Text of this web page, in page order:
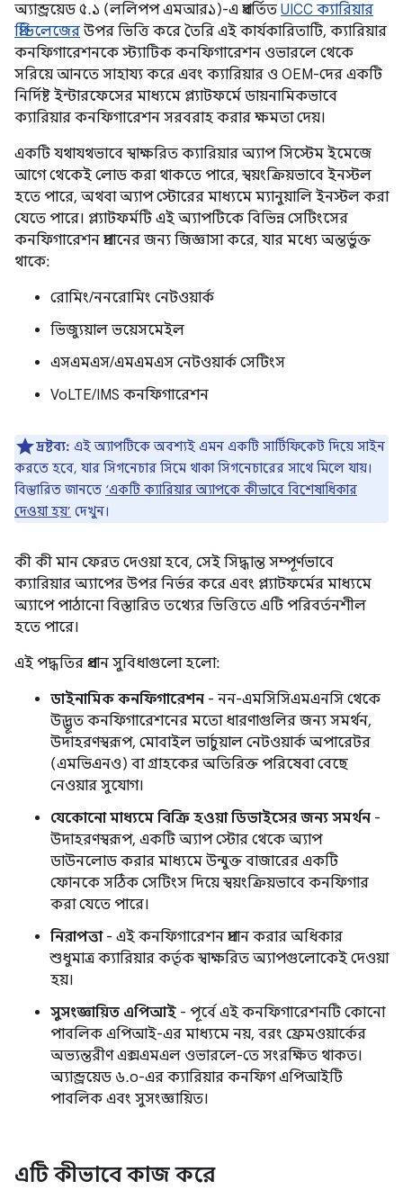
অ্যান্ড্রয়েড ৫.১ (ললিপপ এমআর১)-এ প্রবর্তিত UICC ক্যারিয়ার
প্রিভিলেজের উপর ভিত্তি করে তৈরি এই কার্যকারিতাটি, ক্যারিয়ার
কনফিগারেশনকে স্ট্যাটিক কনফিগারেশন ওভারলে থেকে
সরিয়ে আনতে সাহায্য করে এবং ক্যারিয়ার ও OEM-দের একটি
নির্দিষ্ট ইন্টারফেসের মাধ্যমে প্ল্যাটফর্মে ডায়নামিকভাবে
ক্যারিয়ার কনফিগারেশন সরবরাহ করার ক্ষমতা দেয়।
একটি যথাযথভাবে স্বাক্ষরিত ক্যারিয়ার অ্যাপ সিস্টেম ইমেজে
আগে থেকেই লোড করা থাকতে পারে, স্বয়ংক্রিয়ভাবে ইনস্টল
হতে পারে, অথবা অ্যাপ স্টোরের মাধ্যমে ম্যানুয়ালি ইনস্টল করা
যেতে পারে। প্ল্যাটফর্মটি এই অ্যাপটিকে বিভিন্ন সেটিংসের
কনফিগারেশন প্রদানের জন্য জিজ্ঞাসা করে, যার মধ্যে অন্তর্ভুক্ত
থাকে:
রোমিং/ননরোমিং নেটওয়ার্ক
ভিজ্যুয়াল ভয়েসমেইল
এসএমএস/এমএমএস নেটওয়ার্ক সেটিংস
VoLTE/IMS কনফিগারেশন
দ্রষ্টব্য: এই অ্যাপটিকে অবশ্যই এমন একটি সার্টিফিকেট দিয়ে সাইন
করতে হবে, যার সিগনেচার সিমে থাকা সিগনেচারের সাথে মিলে যায়।
বিস্তারিত জানতে ‘একটি ক্যারিয়ার অ্যাপকে কীভাবে বিশেষাধিকার
দেওয়া হয়’ দেখুন।
কী কী মান ফেরত দেওয়া হবে, সেই সিদ্ধান্ত সম্পূর্ণভাবে
ক্যারিয়ার অ্যাপের উপর নির্ভর করে এবং প্ল্যাটফর্মের মাধ্যমে
অ্যাপে পাঠানো বিস্তারিত তথ্যের ভিত্তিতে এটি পরিবর্তনশীল
হতে পারে।
এই পদ্ধতির প্রধান সুবিধাগুলো হলো:
ডাইনামিক কনফিগারেশন - নন-এমসিসিএমএনসি থেকে
উদ্ভূত কনফিগারেশনের মতো ধারণাগুলির জন্য সমর্থন,
উদাহরণস্বরূপ, মোবাইল ভার্চুয়াল নেটওয়ার্ক অপারেটর
(এমভিএনও) বা গ্রাহকের অতিরিক্ত পরিষেবা বেছে
নেওয়ার সুযোগ।
যেকোনো মাধ্যমে বিক্রি হওয়া ডিভাইসের জন্য সমর্থন -
উদাহরণস্বরূপ, একটি অ্যাপ স্টোর থেকে অ্যাপ
ডাউনলোড করার মাধ্যমে উন্মুক্ত বাজারের একটি
ফোনকে সঠিক সেটিংস দিয়ে স্বয়ংক্রিয়ভাবে কনফিগার
করা যেতে পারে।
নিরাপত্তা- এই কনফিগারেশন প্রদান করার অধিকার
শুধুমাত্র ক্যারিয়ার কর্তৃক স্বাক্ষরিত অ্যাপগুলোকেই দেওয়া
হয়।
সুসংজ্ঞায়িত এপিআই - পূর্বে এই কনফিগারেশনটি কোনো
পাবলিক এপিআই-এর মাধ্যমে নয়, বরং ফ্রেমওয়ার্কের
অভ্যন্তরীণ এক্সএমএল ওভারলে-তে সংরক্ষিত থাকত।
অ্যান্ড্রয়েড ৬.০-এর ক্যারিয়ার কনফিগ এপিআইটি
পাবলিক এবং সুসংজ্ঞায়িত।
এটি কীভাবে কাজ করে